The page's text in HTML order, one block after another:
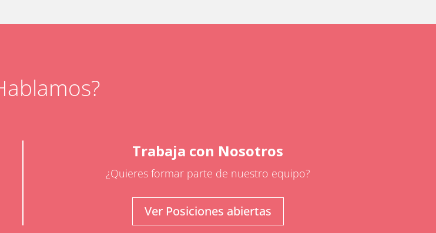
Trabaja con Nosotros
¿Quieres formar parte de nuestro equipo?
Ver Posiciones abiertas